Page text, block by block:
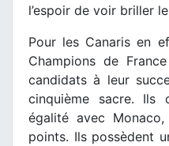
l’espoir de voir briller
Pour les Canaris en
Champions de
candidats à leur
cinquième sacre. Ils
égalité avec
points. Ils possèdent